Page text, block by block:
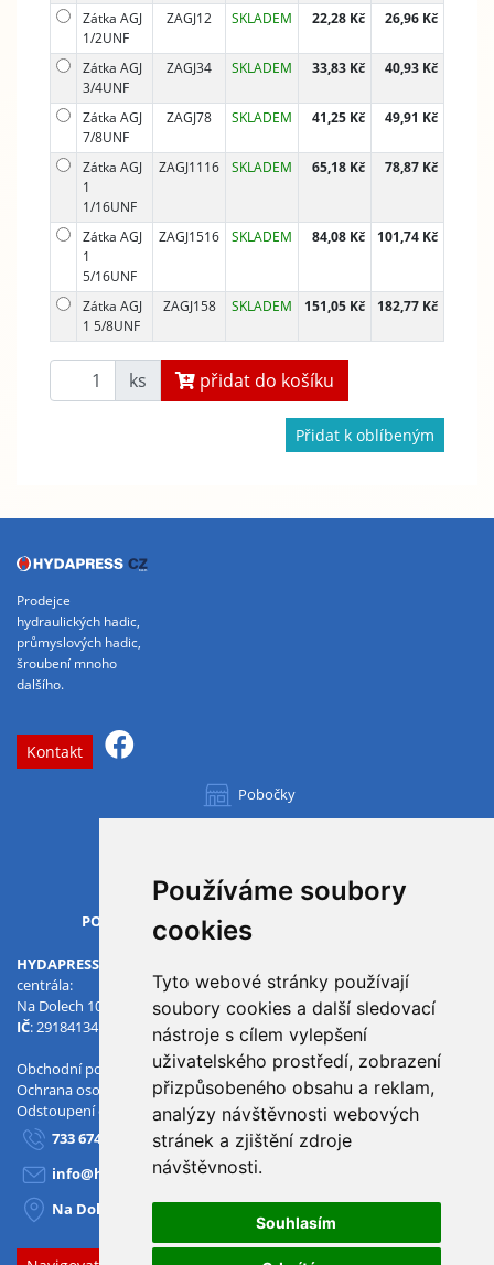
Používáme soubory
cookies
Tyto webové stránky používají
soubory cookies a další sledovací
nástroje s cílem vylepšení
uživatelského prostředí, zobrazení
přizpůsobeného obsahu a reklam,
analýzy návštěvnosti webových
stránek a zjištění zdroje
návštěvnosti.
Souhlasím
Zátka AGJ
1/2UNF
ZAGJ12 SKLADEM 22,28 Kč 26,96 Kč
Zátka AGJ
3/4UNF
ZAGJ34 SKLADEM 33,83 Kč 40,93 Kč
Zátka AGJ
7/8UNF
ZAGJ78 SKLADEM 41,25 Kč 49,91 Kč
Zátka AGJ
1
1/16UNF
ZAGJ1116 SKLADEM 65,18 Kč 78,87 Kč
Zátka AGJ
1
5/16UNF
ZAGJ1516 SKLADEM 84,08 Kč 101,74 Kč
Zátka AGJ
1 5/8UNF
ZAGJ158 SKLADEM 151,05 Kč 182,77 Kč
ks přidat do košíku
Přidat k oblíbeným
Prodejce
hydraulických hadic,
průmyslových hadic,
šroubení mnoho
dalšího.
Kontakt
Pobočky
OTVÍRACÍ DOBA
PO-PÁ
HYDAPRESS CZ s.r.o.
centrála:
Na Dolech 109 586 01 Jihlava
IČ: 29184134 : CZ29184134
Obchodní podmínky
Ochrana osobních údajů
Odstoupení od smlouvy
733 674 293
info@hydapress.cz
Na Dolech 109, Jihlava